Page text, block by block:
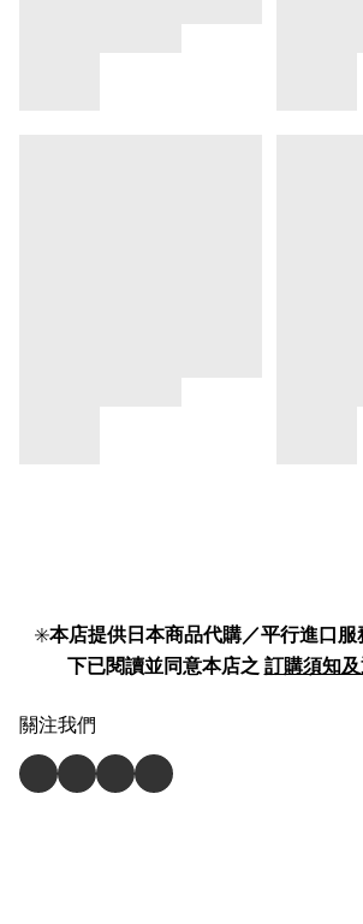
✳️本店提供日本商品代購／平行進口服
下已閱讀並同意本店之 訂購須知
關注我們